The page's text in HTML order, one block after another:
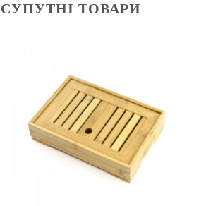
СУПУТНІ ТОВАРИ